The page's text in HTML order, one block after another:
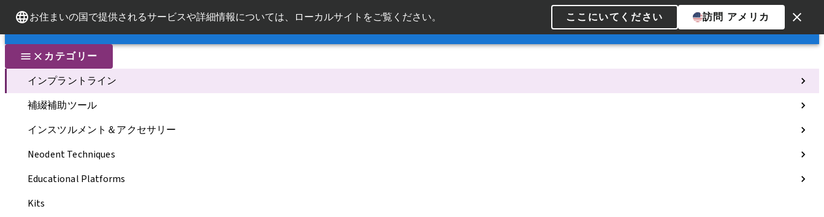
お住まいの国で提供されるサービスや詳細情報については、ローカルサイトをご覧ください。 ここにいてください 訪問 アメリカ
ブランド紹介 ブランド紹介 クイックリンク ja_jp
カテゴリー
インプラントライン
補綴補助ツール
インスツルメント＆アクセサリー
Neodent Techniques
Educational Platforms
Kits